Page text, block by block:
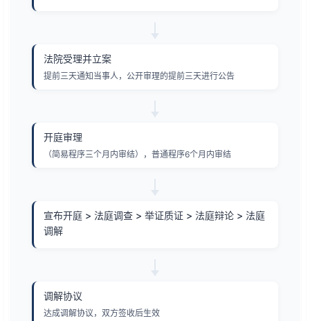
法院受理并立案
提前三天通知当事人，公开审理的提前三天进行公告
开庭审理
（简易程序三个月内审结），普通程序6个月内审结
宣布开庭 > 法庭调查 > 举证质证 > 法庭辩论 > 法庭
调解
调解协议
达成调解协议，双方签收后生效